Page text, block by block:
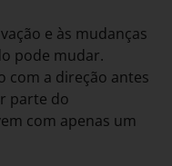
e às mudanças
pode mudar.
com a direção antes
parte do
com apenas um